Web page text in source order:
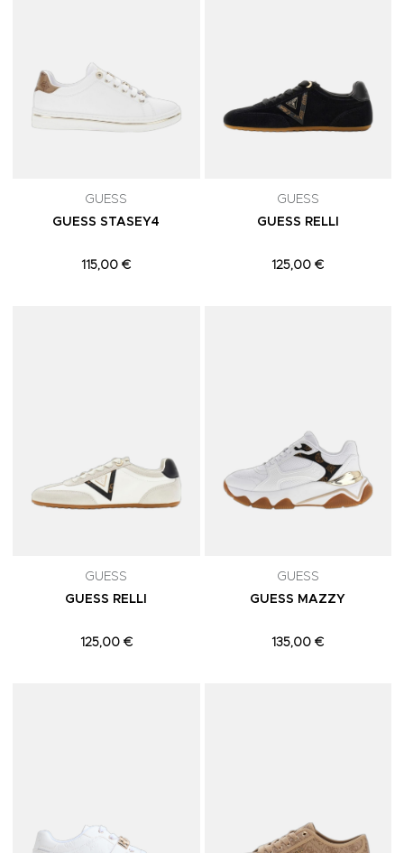
GUESS
GUESS STASEY4
115,00 €
GUESS
GUESS RELLI
125,00 €
GUESS
GUESS RELLI
125,00 €
GUESS
GUESS MAZZY
135,00 €